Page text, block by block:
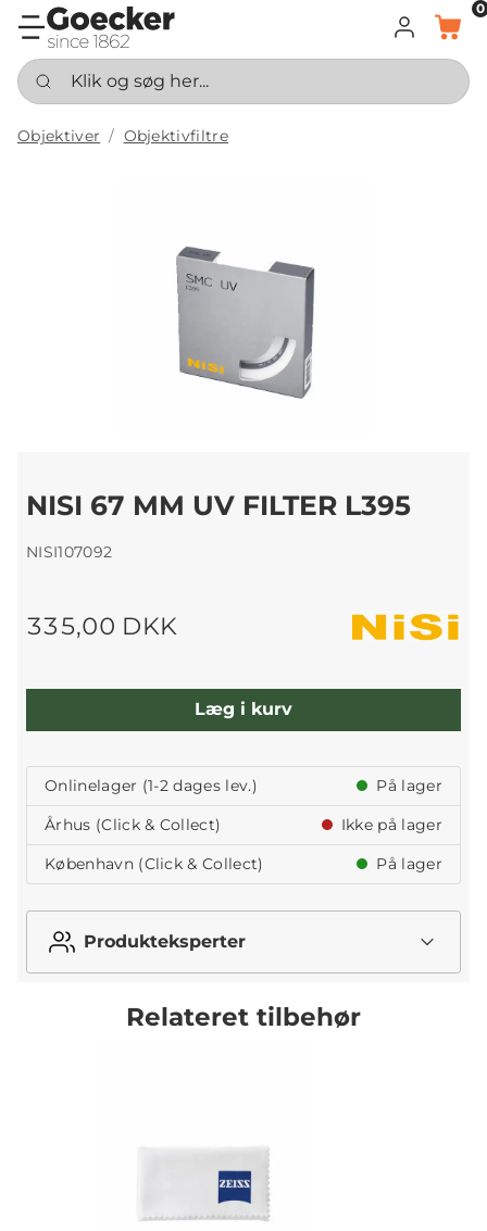
LOG INDKURV
0
Klik og søg her...
Objektiver Objektivfiltre
NISI 67 MM UV FILTER L395
NISI107092
335,00 DKK
Læg i kurv
Onlinelager (1-2 dages lev.)
På lager
Århus (Click & Collect)
Ikke på lager
København (Click & Collect)
På lager
Produkteksperter
Relateret tilbehør